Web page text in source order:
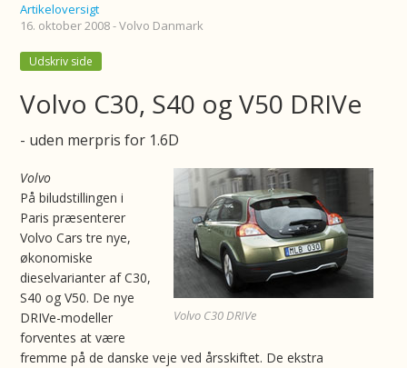
Artikeloversigt
16. oktober 2008 - Volvo Danmark
Udskriv side
Volvo C30, S40 og V50 DRIVe
- uden merpris for 1.6D
Volvo C30 DRIVe
Volvo
På biludstillingen i
Paris præsenterer
Volvo Cars tre nye,
økonomiske
dieselvarianter af C30,
S40 og V50. De nye
DRIVe-modeller
forventes at være
fremme på de danske veje ved årsskiftet. De ekstra